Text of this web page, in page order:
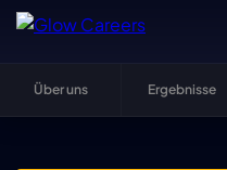
Über uns Ergebnisse